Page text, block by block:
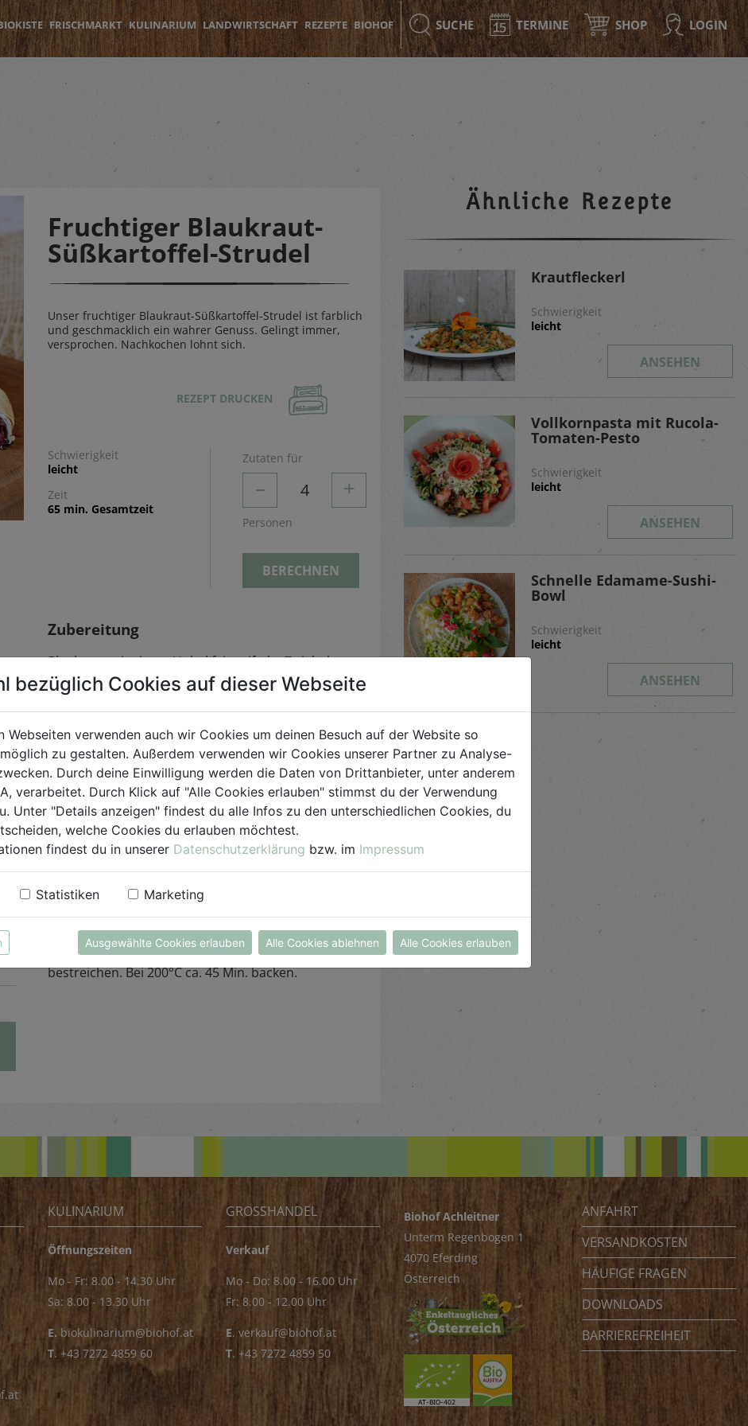
FRISCHMARKT KULINARIUM LANDWIRTSCHAFT REZEPTE BIOHOF SUCHE TERMINE SHOP LOGIN
Fruchtiger Blaukraut-
Süßkartoffel-Strudel
Unser fruchtiger Blaukraut-Süßkartoffel-Strudel ist farblich
und geschmacklich ein wahrer Genuss. Gelingt immer,
versprochen. Nachkochen lohnt sich.
REZEPT DRUCKEN
Schwierigkeit
leicht
Zeit
65 min. Gesamtzeit
Zutaten für
– 4 +
Personen
BERECHNEN
Zubereitung
Blaukraut mit einem Hobel fein stifteln. Zwiebel
schälen und würfeln. Gemeinsam in einer Pfanne
Süßkartoffeln in Salzwasser bissfest garen,
schälen und ebenso wie die Ananas würfeln.
Blaukraut mit Wein ablöschen und, sobald der
Wein reduziert und das Kraut weich ist, Ananas
und Süßkartoffeln zugeben. Schlagobers
unterrühren. Das Strudelblatt mit zerlassener
Butter bestreichen, die Rotkrautfüllung auf das
einschlagen, mit Hilfe eines Küchentuches
einrollen und nochmals mit zerlassener Butter
bestreichen. Bei 200°C ca. 45 Min. backen.
Ähnliche Rezepte
Krautfleckerl
Schwierigkeit
leicht
ANSEHEN
Vollkornpasta mit Rucola-
Tomaten-Pesto
Schwierigkeit
leicht
ANSEHEN
Schnelle Edamame-Sushi-
Bowl
Schwierigkeit
leicht
ANSEHEN
KULINARIUM
Öffnungszeiten
Mo - Fr: 8.00 - 14.30 Uhr
Sa: 8.00 - 13.30 Uhr
E. biokulinarium@biohof.at
T. +43 7272 4859 60
GROSSHANDEL
Verkauf
Mo - Do: 8.00 - 16.00 Uhr
Fr: 8.00 - 12.00 Uhr
E. verkauf@biohof.at
T. +43 7272 4859 50
Biohof Achleitner
Unterm Regenbogen 1
4070 Eferding
Österreich
ANFAHRT
VERSANDKOSTEN
HÄUFIGE FRAGEN
DOWNLOADS
BARRIEREFREIHEIT
bezüglich Cookies auf dieser Webseite
Webseiten verwenden auch wir Cookies um deinen Besuch auf der Website so
zu gestalten. Außerdem verwenden wir Cookies unserer Partner zu Analyse-
Durch deine Einwilligung werden die Daten von Drittanbieter, unter anderem
verarbeitet. Durch Klick auf "Alle Cookies erlauben" stimmst du der Verwendung
Unter "Details anzeigen" findest du alle Infos zu den unterschiedlichen Cookies, du
welche Cookies du erlauben möchtest.
findest du in unserer Datenschutzerklärung bzw. im Impressum
Statistiken Marketing
Ausgewählte Cookies erlauben Alle Cookies ablehnen Alle Cookies erlauben